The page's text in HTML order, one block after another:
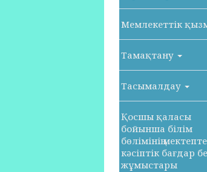
Мемлекеттік
Тамақтану
Тасымалдау
Қосшы қаласы
бойынша білім
бөлімінің
кәсіптік бағдар
жұмыстары